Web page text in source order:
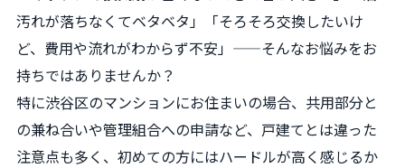
汚れが落ちなくてベタベタ」「そろそろ交換したいけ
ど、費用や流れがわからず不安」——そんなお悩みをお
持ちではありませんか？
特に渋谷区のマンションにお住まいの場合、共用部分と
の兼ね合いや管理組合への申請など、戸建てとは違った
注意点も多く、初めての方にはハードルが高く感じるか